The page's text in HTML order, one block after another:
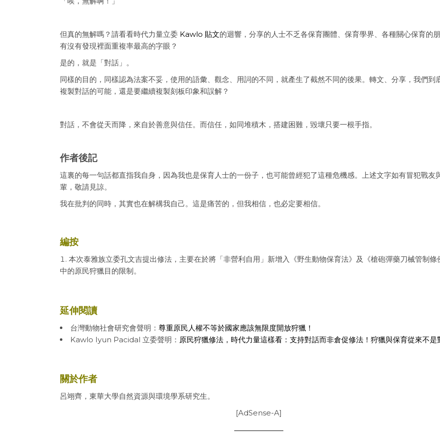
但真的無解嗎？請看看時代力量立委 Kawlo 貼文的迴響，分享的人士不乏各保育團體、保育學界、各種關心保育的朋
有沒有發現裡面重複率最高的字眼？
是的，就是「對話」。
同樣的目的，同樣認為法案不妥，使用的語彙、觀念、用詞的不同，就產生了截然不同的後果。轉文、分享，我們到
複製對話的可能，還是要繼續複製刻板印象和誤解？
對話，不會從天而降，來自於善意與信任。而信任，如同堆積木，搭建困難，毀壞只要一根手指。
作者後記
這裏的每一句話都直指我自身，因為我也是保育人士的一份子，也可能曾經犯了這種危機感。上述文字如有冒犯戰友
輩，敬請見諒。
我在批判的同時，其實也在解構我自己。這是痛苦的，但我相信，也必定要相信。
編按
本次泰雅族立委孔文吉提出修法，主要在於將「非營利自用」新增入《野生動物保育法》及《槍砲彈藥刀械管制條
中的原民狩獵目的限制。
延伸閱讀
台灣動物社會研究會聲明： 尊重原民人權不等於國家應該無限度開放狩獵！
Kawlo Iyun Pacidal 立委聲明： 原民狩獵修法，時代力量這樣看：支持對話而非倉促修法！狩獵與保育從來不是
關於作者
呂翊齊，東華大學自然資源與環境學系研究生。
[AdSense-A]